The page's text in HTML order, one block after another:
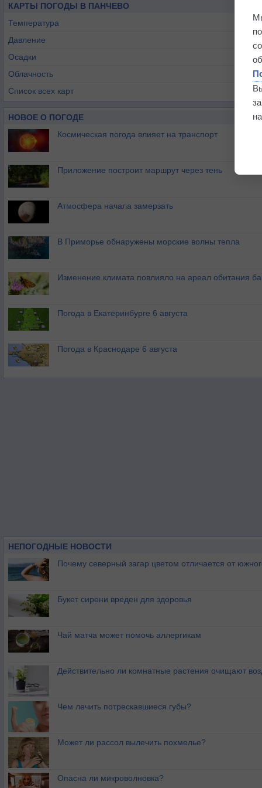
КАРТЫ ПОГОДЫ В ПАНЧЕВО
Температура
Давление
Осадки
Облачность
Список всех карт
НОВОЕ О ПОГОДЕ
Космическая погода влияет на транспорт
Приложение построит маршрут через тень
Атмосфера начала замерзать
В Приморье обнаружены морские волны тепла
Изменение климата повлияло на ареал обитания
Погода в Екатеринбурге 6 августа
Погода в Краснодаре 6 августа
НЕПОГОДНЫЕ НОВОСТИ
Почему северный загар цветом отличается от
Букет сирени вреден для здоровья
Чай матча может помочь аллергикам
Действительно ли комнатные растения очищают
Чем лечить потрескавшиеся губы?
Может ли рассол вылечить похмелье?
Опасна ли микроволновка?